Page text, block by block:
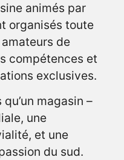
animés par
organisés toute
de
compétences et
exclusives.
magasin –
une
et une
du sud.